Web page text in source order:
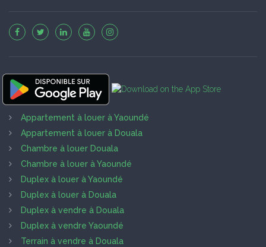
Appartement à louer à Yaoundé
Appartement à louer à Douala
Chambre à louer Douala
Chambre à louer à Yaoundé
Duplex à louer à Yaoundé
Duplex à louer à Douala
Duplex à vendre à Douala
Duplex à vendre Yaoundé
Terrain à vendre à Douala